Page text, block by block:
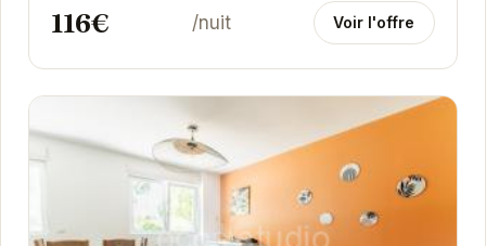
116€ /nuit Voir l'offre